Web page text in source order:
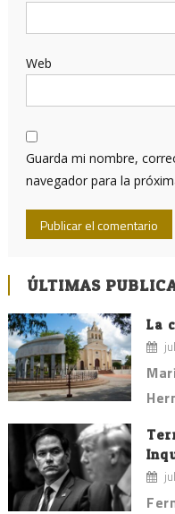
Web
Guarda mi nombre,
navegador para la
ÚLTIMAS
La